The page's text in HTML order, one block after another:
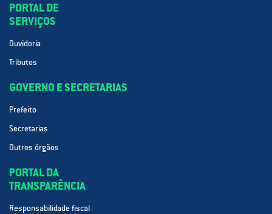
PORTAL DE
SERVIÇOS
Ouvidoria
Tributos
GOVERNO E SECRETARIAS
Prefeito
Secretarias
Outros órgãos
PORTAL DA
TRANSPARÊNCIA
Responsabilidade fiscal